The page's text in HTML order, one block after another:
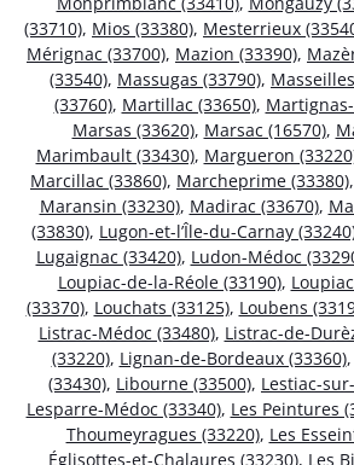
(33710), Mios (33380), Mesterrieux
Mérignac (33700), Mazion (33390),
(33540), Massugas (33790),
(33760), Martillac (33650),
Marsas (33620), Marsac (16570),
Marimbault (33430), Margueron
Marcillac (33860), Marcheprime (33380),
Maransin (33230), Madirac (33670),
(33830), Lugon-et-l’Île-du-Carnay
Lugaignac (33420), Ludon-Médoc
Loupiac-de-la-Réole (33190),
(33370), Louchats (33125), Loubens
Listrac-Médoc (33480), Listrac-de-
(33220), Lignan-de-Bordeaux (33360),
(33430), Libourne (33500), Lestiac-
Lesparre-Médoc (33340), Les Peintures
Thoumeyragues (33220), Les
Églisottes-et-Chalaures (33230), Les